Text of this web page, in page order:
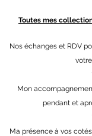
Toutes mes
Nos échanges et RDV
votre
Mon
pendant et
Ma présence à vos